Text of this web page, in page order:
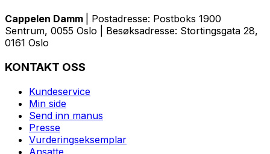
Cappelen Damm
| Postadresse: Postboks 1900
Sentrum, 0055 Oslo | Besøksadresse: Stortingsgata 28,
0161 Oslo
KONTAKT OSS
Kundeservice
Min side
Send inn manus
Presse
Vurderingseksemplar
Ansatte